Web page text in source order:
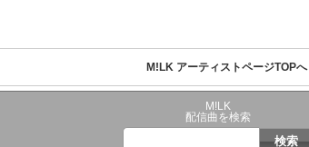
M!LK アーティストページTOPへ
M!LK
配信曲を検索